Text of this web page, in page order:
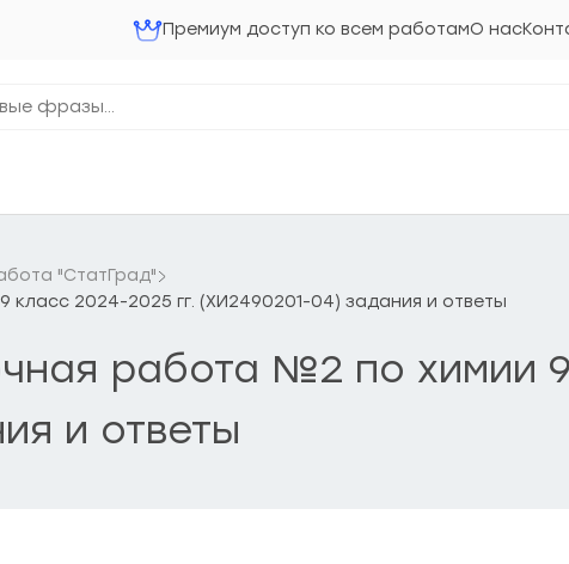
Премиум доступ ко всем работамО нас
"СтатГрад"
класс 2024-2025 гг. (ХИ2490201-04) задания и ответы
работа №2 по химии
и ответы